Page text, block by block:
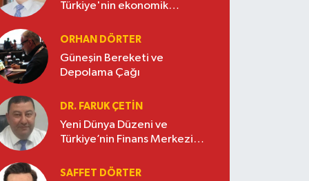
Türkiye'nin ekonomik
oluşturuyor
ORHAN DÖRTER
Güneşin Bereketi ve
Depolama Çağı
DR. FARUK ÇETİN
Yeni Dünya Düzeni ve
Türkiye’nin Finans Merkezi
SAFFET DÖRTER